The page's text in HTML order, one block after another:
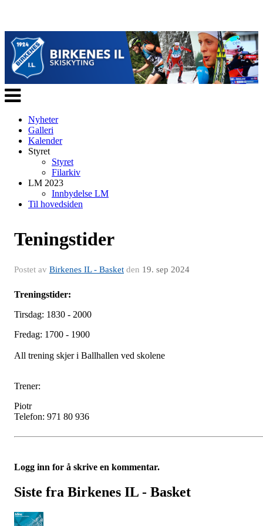
Veksle
navigasjon
Nyheter
Galleri
Kalender
Styret
Styret
Filarkiv
LM 2023
Innbydelse LM
Til hovedsiden
Teningstider
Postet av Birkenes IL - Basket den 19. sep 2024
Treningstider:
Tirsdag: 1830 - 2000
Fredag: 1700 - 1900
All trening skjer i Ballhallen ved skolene
Trener:
Piotr
Telefon: 971 80 936
Logg inn for å skrive en kommentar.
Siste fra Birkenes IL - Basket